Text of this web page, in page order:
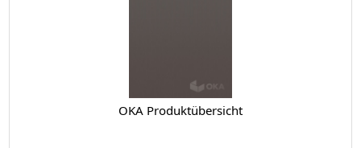
OKA Produktübersicht